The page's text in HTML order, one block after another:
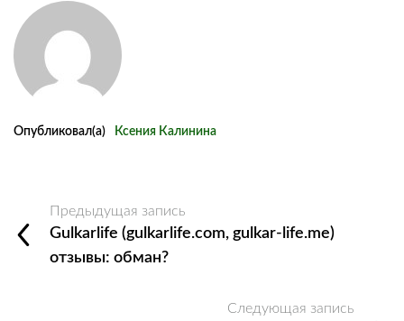
Опубликовал(а) Ксения Калинина
Предыдущая запись
Gulkarlife (gulkarlife.com, gulkar-life.me)
отзывы: обман?
Следующая запись